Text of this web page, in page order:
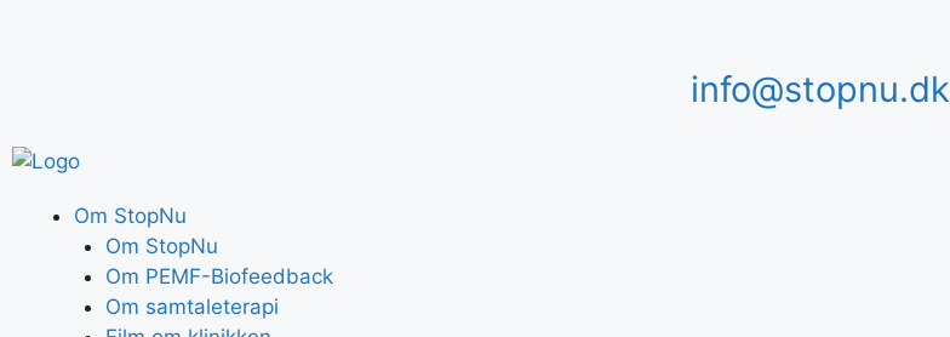
info@stopnu.dk
Om StopNu
Om StopNu
Om PEMF-Biofeedback
Om samtaleterapi